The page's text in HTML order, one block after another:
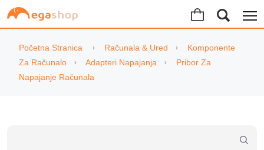
Početna Stranica Računala & Ured
Komponente
Za Računalo
Adapteri Napajanja
Pribor Za
Napajanje Računala